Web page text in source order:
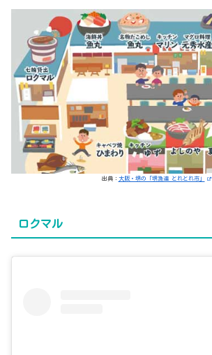
出典： 大阪・堺の「堺漁連 とれとれ市」
ロクマル